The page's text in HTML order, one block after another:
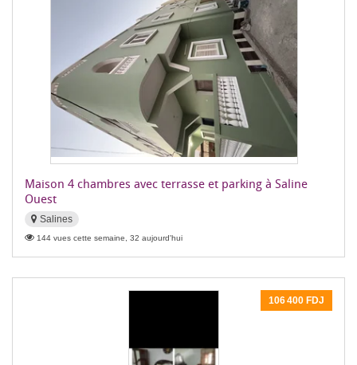
Maison 4 chambres avec terrasse et parking à Saline
Ouest
Salines
144 vues cette semaine, 32 aujourd'hui
106 400 FDJ